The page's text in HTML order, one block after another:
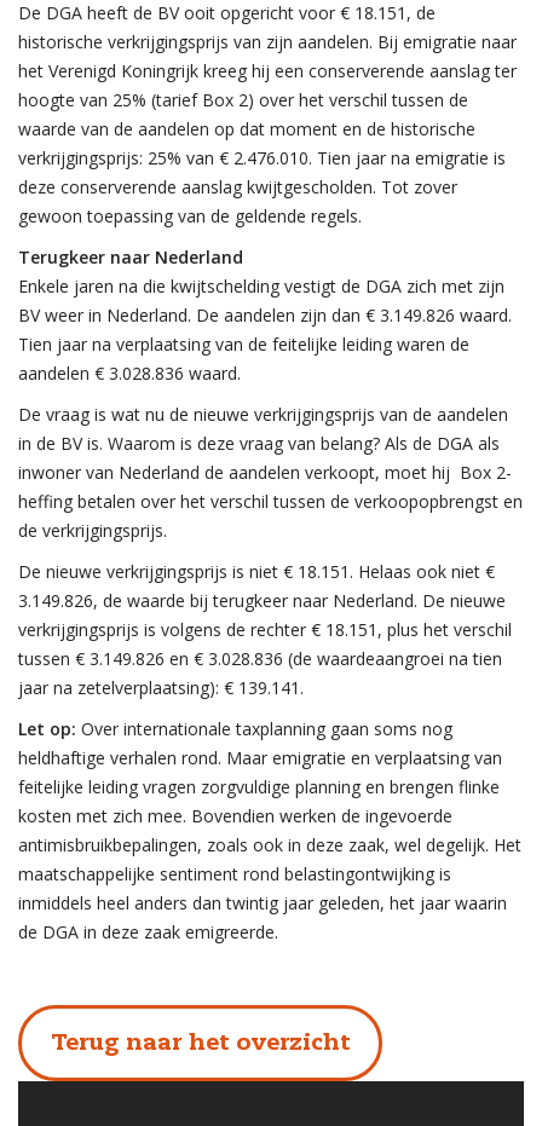
De DGA heeft de BV ooit opgericht voor € 18.151, de
historische verkrijgingsprijs van zijn aandelen. Bij emigratie naar
het Verenigd Koningrijk kreeg hij een conserverende aanslag ter
hoogte van 25% (tarief Box 2) over het verschil tussen de
waarde van de aandelen op dat moment en de historische
verkrijgingsprijs: 25% van € 2.476.010. Tien jaar na emigratie is
deze conserverende aanslag kwijtgescholden. Tot zover
gewoon toepassing van de geldende regels.
Terugkeer naar Nederland
Enkele jaren na die kwijtschelding vestigt de DGA zich met zijn
BV weer in Nederland. De aandelen zijn dan € 3.149.826 waard.
Tien jaar na verplaatsing van de feitelijke leiding waren de
aandelen € 3.028.836 waard.
De vraag is wat nu de nieuwe verkrijgingsprijs van de aandelen
in de BV is. Waarom is deze vraag van belang? Als de DGA als
inwoner van Nederland de aandelen verkoopt, moet hij Box 2-
heffing betalen over het verschil tussen de verkoopopbrengst en
de verkrijgingsprijs.
De nieuwe verkrijgingsprijs is niet € 18.151. Helaas ook niet €
3.149.826, de waarde bij terugkeer naar Nederland. De nieuwe
verkrijgingsprijs is volgens de rechter € 18.151, plus het verschil
tussen € 3.149.826 en € 3.028.836 (de waardeaangroei na tien
jaar na zetelverplaatsing): € 139.141.
Let op: Over internationale taxplanning gaan soms nog
heldhaftige verhalen rond. Maar emigratie en verplaatsing van
feitelijke leiding vragen zorgvuldige planning en brengen flinke
kosten met zich mee. Bovendien werken de ingevoerde
antimisbruikbepalingen, zoals ook in deze zaak, wel degelijk. Het
maatschappelijke sentiment rond belastingontwijking is
inmiddels heel anders dan twintig jaar geleden, het jaar waarin
de DGA in deze zaak emigreerde.
Terug naar het overzicht